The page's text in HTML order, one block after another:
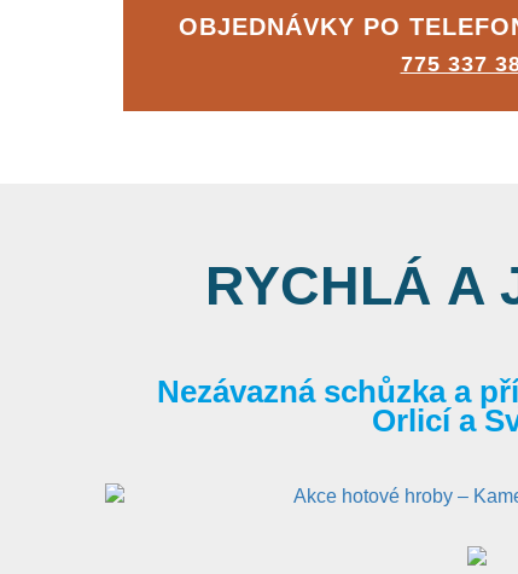
OBJEDNÁVKY PO
775 337
RYCHLÁ A
Nezávazná schůzka a
Orlicí a